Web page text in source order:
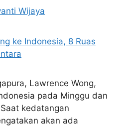
Wijaya
Lawrence Wong,
pada Minggu dan
kedatangan
akan ada